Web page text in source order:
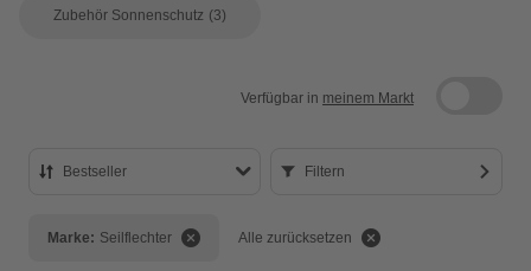
Zubehör Sonnenschutz (3)
Verfügbar in meinem Markt
Bestseller Filtern
Marke: Seilflechter Alle zurücksetzen